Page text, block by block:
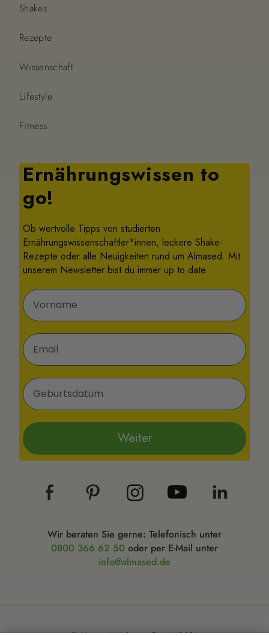
Shakes
Rezepte
Wissenschaft
Lifestyle
Fitness
Ernährungswissen to
go!
Ob wertvolle Tipps von studierten
Ernährungswissenschaftler*innen, leckere Shake-
Rezepte oder alle Neuigkeiten rund um Almased. Mit
unserem Newsletter bist du immer up to date.
Vorname
E-Mail
Geburtsdatum
Weiter
Wir beraten Sie gerne: Telefonisch unter
0800 366 62 50 oder per E-Mail unter
info@almased.de